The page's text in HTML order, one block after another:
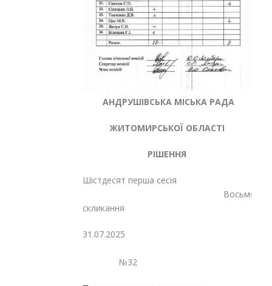
АНДРУШІВСЬКА МІСЬКА РАДА
ЖИТОМИРСЬКОЇ ОБЛАСТІ
РІШЕННЯ
Шістдесят перша сесія
Восьмого
скликання
31.07.2025
№32